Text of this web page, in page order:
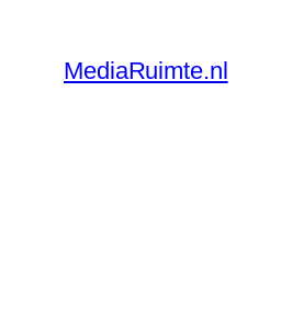
content
MediaRuimte.nl